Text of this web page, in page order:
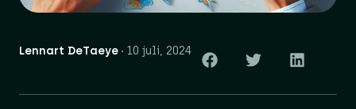
Lennart DeTaeye 10 juli, 2024